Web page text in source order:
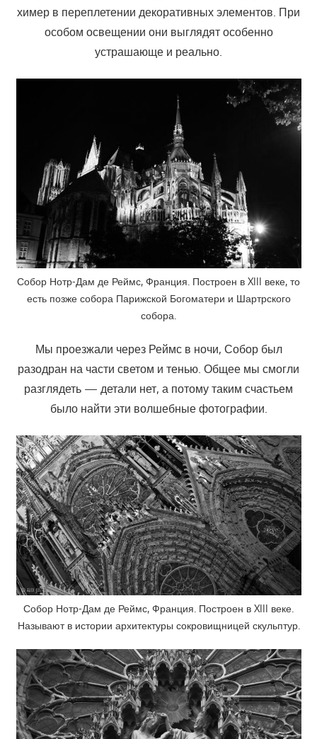
химер в переплетении декоративных элементов. При
особом освещении они выглядят особенно
устрашающе и реально.
Собор Нотр-Дам де Реймс, Франция. Построен в XIII веке, то
есть позже собора Парижской Богоматери и Шартрского
собора.
Мы проезжали через Реймс в ночи, Собор был
разодран на части светом и тенью. Общее мы смогли
разглядеть — детали нет, а потому таким счастьем
было найти эти волшебные фотографии.
Собор Нотр-Дам де Реймс, Франция. Построен в XIII веке.
Называют в истории архитектуры сокровищницей скульптур.